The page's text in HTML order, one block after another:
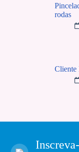
rodas
Cliente